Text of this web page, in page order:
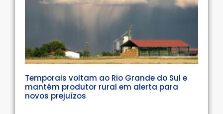
Temporais voltam ao Rio Grande do Sul e
mantêm produtor rural em alerta para
novos prejuízos